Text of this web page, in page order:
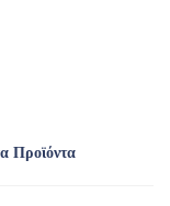
Προϊόντα